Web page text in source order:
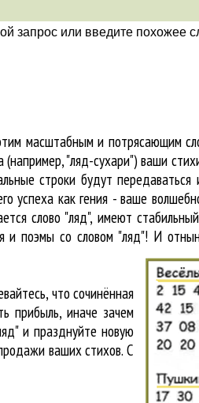
запрос или введите похожее
масштабным и потрясающим
"ляд-сухари") ваши
строки будут передаваться
успеха как гения - ваше
слово "ляд", имеют
и поэмы со словом "ляд"! И
что сочинённая
прибыль, иначе зачем
и празднуйте новую
ваших стихов. С